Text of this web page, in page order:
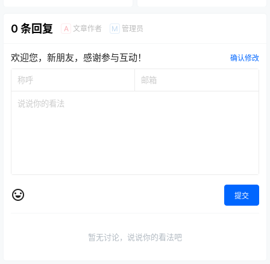
0 条回复 A 文章作者 M 管理员
欢迎您，新朋友，感谢参与互动！ 确认修改
提交
暂无讨论，说说你的看法吧